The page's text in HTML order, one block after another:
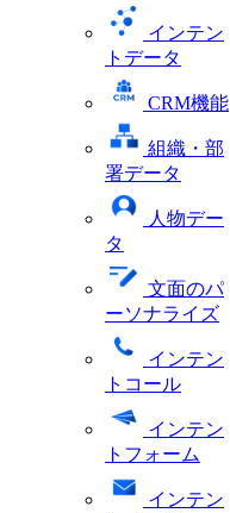
インテン
トデータ
CRM機能
組織・部
署データ
人物デー
タ
文面のパ
ーソナライズ
インテン
トコール
インテン
トフォーム
インテン